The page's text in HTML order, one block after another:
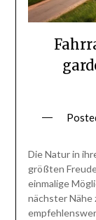
Die Natur in
größten
einmalige
nächster Nähe